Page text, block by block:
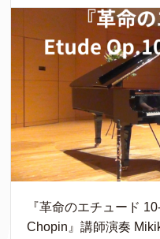
『革命のエチュード
Chopin』講師演奏